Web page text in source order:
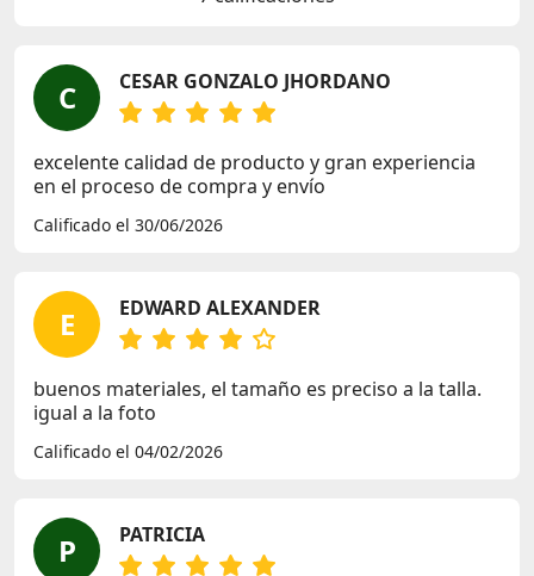
C CESAR GONZALO JHORDANO
excelente calidad de producto y gran experiencia
en el proceso de compra y envío
Calificado el 30/06/2026
E EDWARD ALEXANDER
buenos materiales, el tamaño es preciso a la talla.
igual a la foto
Calificado el 04/02/2026
P PATRICIA